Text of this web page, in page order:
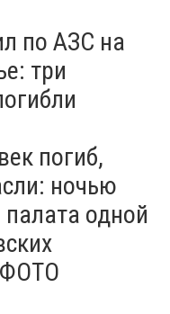
по АЗС на
три
погиб,
ночью
одной
ФОТО